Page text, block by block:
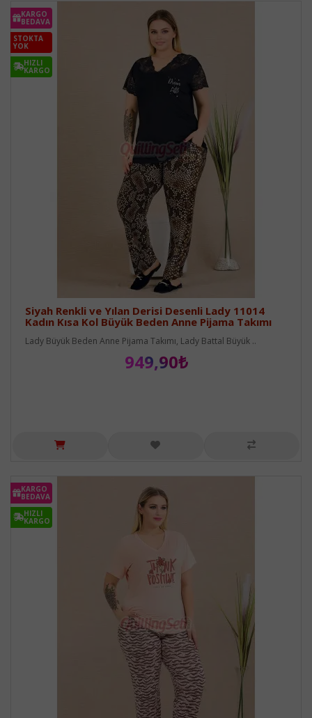
KARGO
BEDAVA
STOKTA
YOK
HIZLI
KARGO
Siyah Renkli ve Yılan Derisi Desenli Lady 11014
Kadın Kısa Kol Büyük Beden Anne Pijama Takımı
Lady Büyük Beden Anne Pijama Takımı, Lady Battal Büyük ..
949,90₺
KARGO
BEDAVA
HIZLI
KARGO